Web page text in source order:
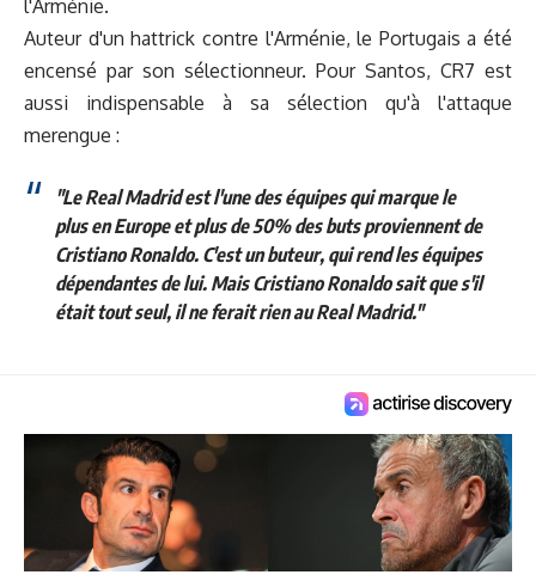
Auteur d'un hattrick contre l'Arménie, le Portugais a été
encensé par son sélectionneur. Pour Santos, CR7 est
aussi indispensable à sa sélection qu'à l'attaque
merengue :
"Le Real Madrid est l'une des équipes qui marque le
plus en Europe et plus de 50% des buts proviennent de
Cristiano Ronaldo. C'est un buteur, qui rend les équipes
dépendantes de lui. Mais Cristiano Ronaldo sait que s'il
était tout seul, il ne ferait rien au Real Madrid."